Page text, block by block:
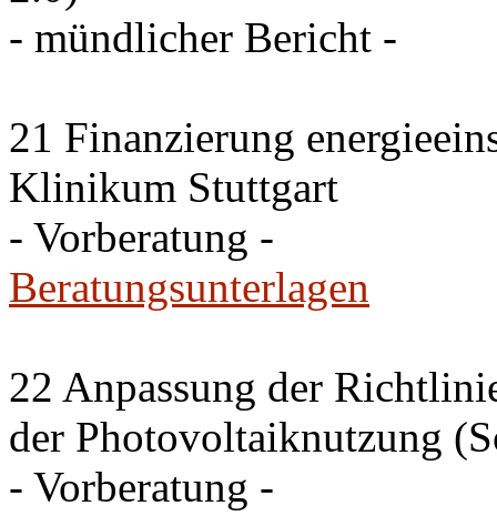
- mündlicher Bericht -
21 Finanzierung
Klinikum Stuttgart
- Vorberatung -
Beratungsunterlagen
22 Anpassung der
der Photovoltaiknutzung
- Vorberatung -